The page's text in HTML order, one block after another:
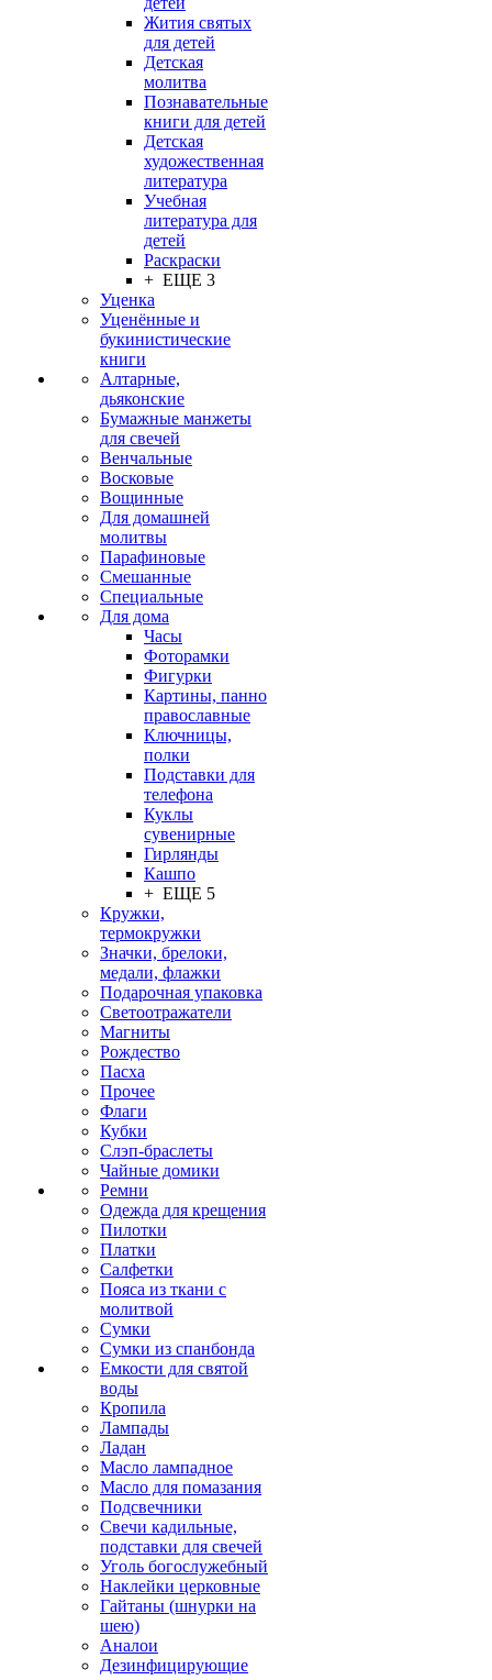
Жития святых
для детей
Детская
молитва
Познавательные
книги для детей
Детская
художественная
литература
Учебная
литература для
детей
Раскраски
+ ЕЩЕ 3
Уценка
Уценённые и
букинистические
книги
Алтарные,
дьяконские
Бумажные манжеты
для свечей
Венчальные
Восковые
Вощинные
Для домашней
молитвы
Парафиновые
Смешанные
Специальные
Для дома
Часы
Фоторамки
Фигурки
Картины, панно
православные
Ключницы,
полки
Подставки для
телефона
Куклы
сувенирные
Гирлянды
Кашпо
+ ЕЩЕ 5
Кружки,
термокружки
Значки, брелоки,
медали, флажки
Подарочная упаковка
Светоотражатели
Магниты
Рождество
Пасха
Прочее
Флаги
Кубки
Слэп-браслеты
Чайные домики
Ремни
Одежда для крещения
Пилотки
Платки
Салфетки
Пояса из ткани с
молитвой
Сумки
Сумки из спанбонда
Емкости для святой
воды
Кропила
Лампады
Ладан
Масло лампадное
Масло для помазания
Подсвечники
Свечи кадильные,
подставки для свечей
Уголь богослужебный
Наклейки церковные
Гайтаны (шнурки на
шею)
Аналои
Дезинфицирующие